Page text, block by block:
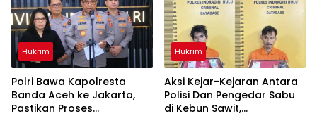
Hukrim
Polri Bawa Kapolresta
Banda Aceh ke Jakarta,
Pastikan Proses
Hukrim
Aksi Kejar-Kejaran Antara
Polisi Dan Pengedar Sabu
di Kebun Sawit,